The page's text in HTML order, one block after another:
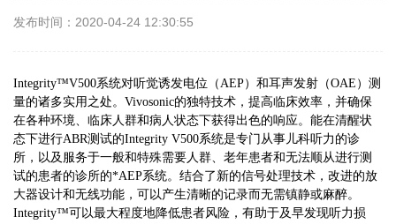
发布时间：2020-04-24 12:30:55
Integrity™V500系统对听觉诱发电位 （AEP） 和耳声发射 （OAE） 测
量的诸多实用之处。Vivosonic的独特技术 ， 提高临床效率 ， 并确保
在各种环境、 临床人群和病人状态下获得出色的响应。 能在清醒状
态下进行ABR测试的Integrity V500系统是专门从事儿科听力的诊
所 ， 以及服务于一般和特殊需要人群、 老年患者和无法顺从进行测
试的患者的诊所的*AEP系统。 结合了新的信号处理技术 ， 改进的放
大器设计和无线功能 ， 可以产生清晰的记录而无需镇静或麻醉。
Integrity™可以最大程度地降低患者风险 ， 有助于及早发现听力损